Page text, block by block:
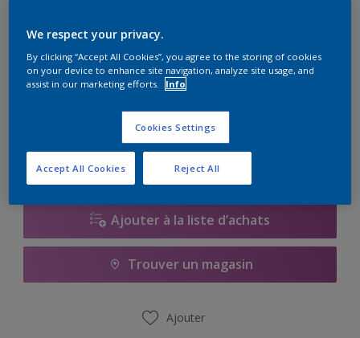
5L
Quantité Calculateur de peinture
Ajouter à la liste d’achats
Trouver un magasin
Ajouter
We respect your privacy.
By clicking “Accept All Cookies”, you agree to the storing of cookies
on your device to enhance site navigation, analyze site usage, and
assist in our marketing efforts.
Info
Cookies Settings
Reject All
Accept All Cookies